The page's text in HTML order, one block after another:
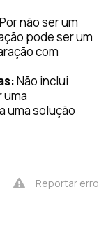
Por não ser um
pode ser um
com
Não inclui
uma
uma solução
Reportar erro